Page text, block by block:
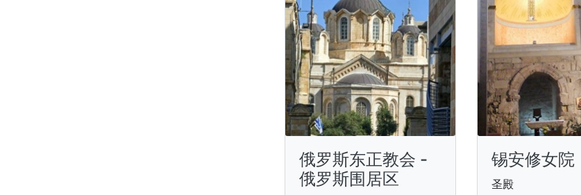
俄罗斯东正教会 -
俄罗斯围居区
锡安修女院
圣殿